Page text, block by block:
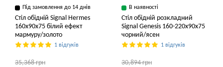
Під замовлення до 14 днів
Стіл обідній Signal Hermes
160x90x75 білий ефект
мармуру/золото
1 відгуків
35,368 грн
В наявності
Стіл обідній розкладний
Signal Genesis 160-220x90x75
чорний/ясен
1 відгуків
30,894 грн